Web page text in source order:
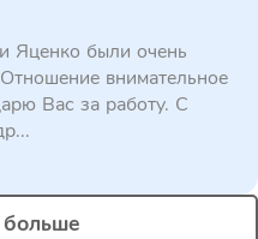
Яценко были очень
внимательное
Вас за работу. С